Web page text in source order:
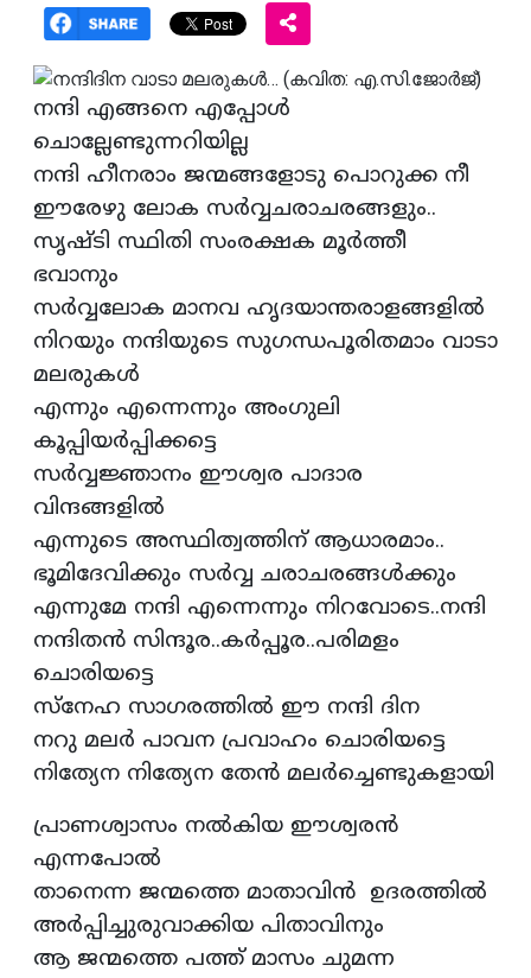
നന്ദി എങ്ങനെ എപ്പോൾ
ചൊല്ലേണ്ടുന്നറിയില്ല
നന്ദി ഹീനരാം ജന്മങ്ങളോടു പൊറുക്ക നീ
ഈരേഴു ലോക സർവ്വചരാചരങ്ങളും..
സൃഷ്ടി സ്ഥിതി സംരക്ഷക മൂർത്തീ
ഭവാനും
സർവ്വലോക മാനവ ഹൃദയാന്തരാളങ്ങളിൽ
നിറയും നന്ദിയുടെ സുഗന്ധപൂരിതമാം വാടാ
മലരുകൾ
എന്നും എന്നെന്നും അംഗുലി
കൂപ്പിയർപ്പിക്കട്ടെ
സർവ്വജ്ഞാനം ഈശ്വര പാദാര
വിന്ദങ്ങളിൽ
എന്നുടെ അസ്ഥിത്വത്തിന് ആധാരമാം..
ഭൂമിദേവിക്കും സർവ്വ ചരാചരങ്ങൾക്കും
എന്നുമേ നന്ദി എന്നെന്നും നിറവോടെ..നന്ദി
നന്ദിതൻ സിന്ദൂര..കർപ്പൂര..പരിമളം
ചൊരിയട്ടെ
സ്നേഹ സാഗരത്തിൽ ഈ നന്ദി ദിന
നറു മലർ പാവന പ്രവാഹം ചൊരിയട്ടെ
നിത്യേന നിത്യേന തേൻ മലർച്ചെണ്ടുകളായി
പ്രാണശ്വാസം നൽകിയ ഈശ്വരൻ
എന്നപോൽ
താനെന്ന ജന്മത്തെ മാതാവിൻ ഉദരത്തിൽ
അർപ്പിച്ചുരുവാക്കിയ പിതാവിനും
ആ ജന്മത്തെ പത്ത് മാസം ചുമന്ന